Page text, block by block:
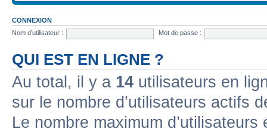
CONNEXION
Nom d’utilisateur :
Mot de passe :
QUI EST EN LIGNE ?
Au total, il y a 14 utilisateurs en
sur le nombre d’utilisateurs actifs
Le nombre maximum